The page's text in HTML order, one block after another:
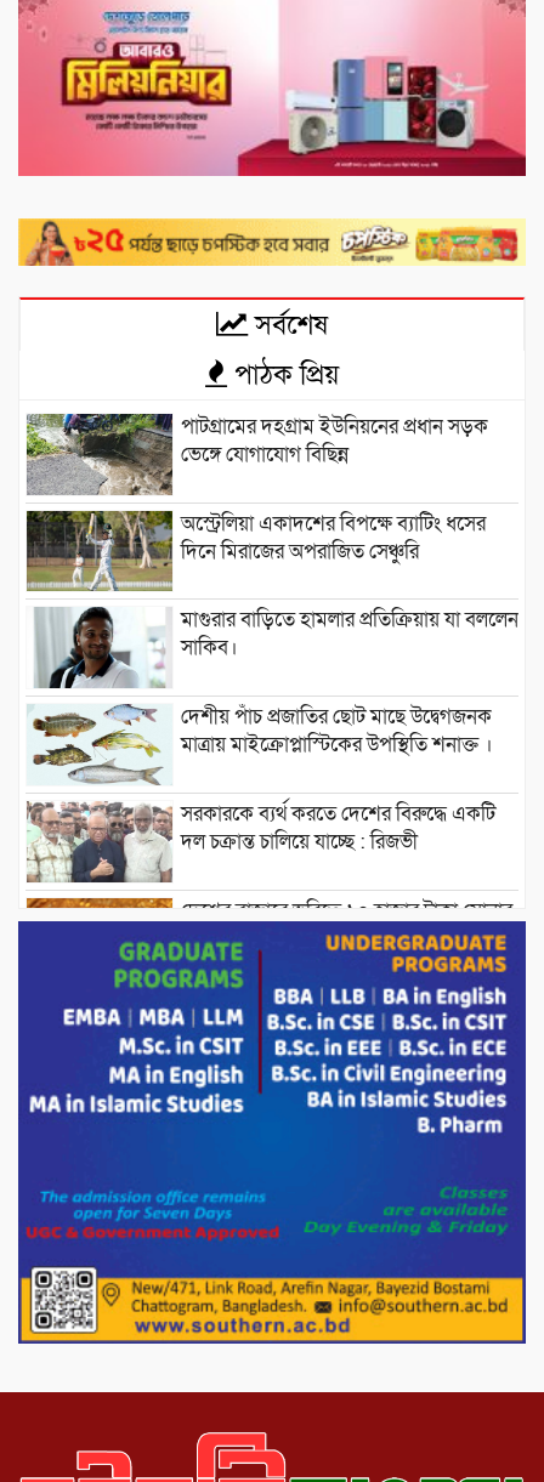
সর্বশেষ
পাঠক প্রিয়
পাটগ্রামের দহগ্রাম ইউনিয়নের প্রধান সড়ক
ভেঙ্গে যোগাযোগ বিছিন্ন
অস্ট্রেলিয়া একাদশের বিপক্ষে ব্যাটিং ধসের
দিনে মিরাজের অপরাজিত সেঞ্চুরি
মাগুরার বাড়িতে হামলার প্রতিক্রিয়ায় যা বললেন
সাকিব।
দেশীয় পাঁচ প্রজাতির ছোট মাছে উদ্বেগজনক
মাত্রায় মাইক্রোপ্লাস্টিকের উপস্থিতি শনাক্ত ।
সরকারকে ব্যর্থ করতে দেশের বিরুদ্ধে একটি
দল চক্রান্ত চালিয়ে যাচ্ছে : রিজভী
দেশের বাজারে ভরিতে ১০ হাজার টাকা সোনার
দাম বাড়ানোর ঘোষণা।
ভারপ্রাপ্ত রাষ্ট্রপতি হাফিজ উদ্দিন আহমদের
সাথে এইচটি বাংলা অনলাইন পোর্টাল ও আইপি
টিভির সম্পাদক মোঃ ইসমাইল হোসেনের
সৌজন্য সাক্ষাৎ।
পাটগ্রামে জুলাই অভ্যুত্থান দিবস উপলক্ষে
পোরশায় গণঅভ্যুত্থান দিবসে শহিদ ও জুলাই
১১ দলীয় ঐক্য পোরশা উপজেলা শাখার